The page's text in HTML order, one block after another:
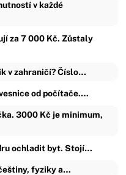
v každé
za 7 000 Kč. Zůstaly
v zahraničí? Číslo…
od počítače.…
3000 Kč je minimum,
ochladit byt. Stojí…
fyziky a…